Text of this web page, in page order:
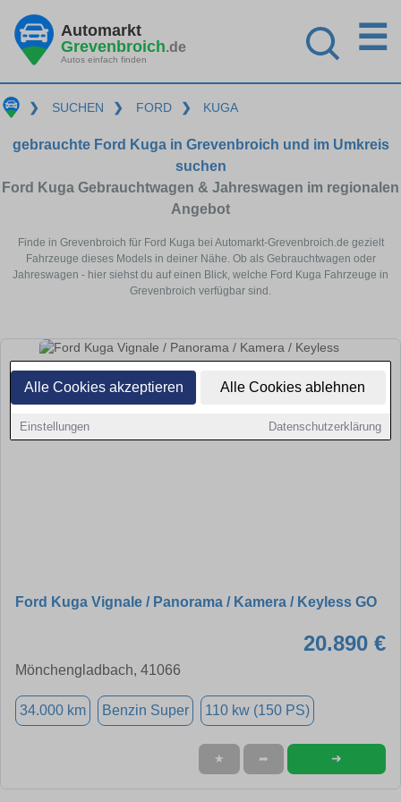
Alle Cookies akzeptieren Alle Cookies ablehnen
Einstellungen Datenschutzerklärung
Automarkt
Grevenbroich.de
Autos einfach finden
☰
❯ SUCHEN ❯ FORD ❯ KUGA
gebrauchte Ford Kuga in Grevenbroich und im Umkreis
suchen
Ford Kuga Gebrauchtwagen & Jahreswagen im regionalen
Angebot
Finde in Grevenbroich für Ford Kuga bei Automarkt-Grevenbroich.de gezielt
Fahrzeuge dieses Models in deiner Nähe. Ob als Gebrauchtwagen oder
Jahreswagen - hier siehst du auf einen Blick, welche Ford Kuga Fahrzeuge in
Grevenbroich verfügbar sind.
Ford Kuga Vignale / Panorama / Kamera / Keyless GO
20.890 €
Mönchengladbach, 41066
34.000 km Benzin Super 110 kw (150 PS)
★ ➦ ➜